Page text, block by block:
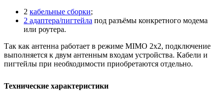
2 кабельные сборки;
2 адаптера/пигтейла под разъёмы конкретного модема
или роутера.
Так как антенна работает в режиме MIMO 2x2, подключение
выполняется к двум антенным входам устройства. Кабели и
пигтейлы при необходимости приобретаются отдельно.
Технические характеристики